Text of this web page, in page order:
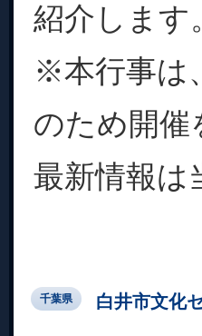
紹介します
※本行事は
のため開催
最新情報は
千葉県 白井市文化